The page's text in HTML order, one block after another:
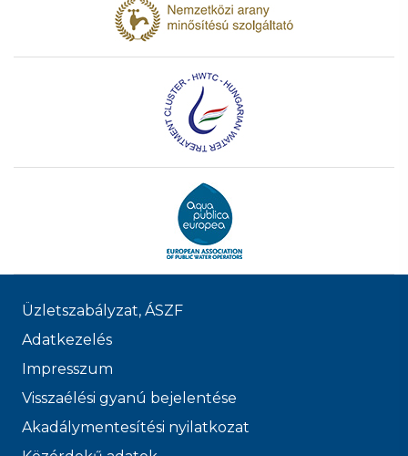
Üzletszabályzat, ÁSZF
Adatkezelés
Impresszum
Visszaélési gyanú bejelentése
Akadálymentesítési nyilatkozat